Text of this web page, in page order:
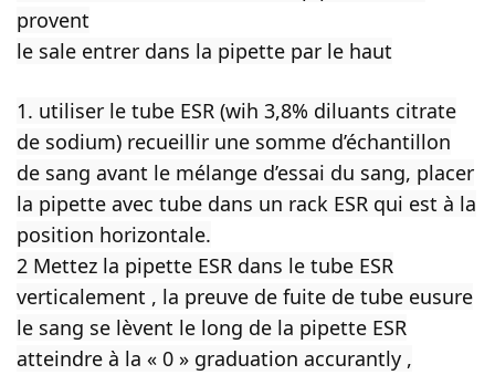
provent
le sale entrer dans la pipette par le haut
1. utiliser le tube ESR (wih 3,8% diluants citrate
de sodium) recueillir une somme d’échantillon
de sang avant le mélange d’essai du sang, placer
la pipette avec tube dans un rack ESR qui est à la
position horizontale.
2 Mettez la pipette ESR dans le tube ESR
verticalement , la preuve de fuite de tube eusure
le sang se lèvent le long de la pipette ESR
atteindre à la « 0 » graduation accurantly ,